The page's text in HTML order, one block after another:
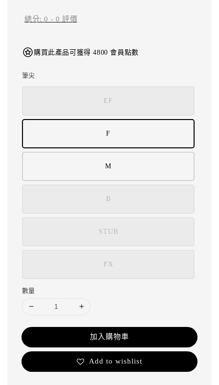
總分:0 - 0 評價
購買此產品可獲得 4800 會員點數
筆尖
EF
F
M
B
STUB
FX
數量
加入購物車
Add to wishlist